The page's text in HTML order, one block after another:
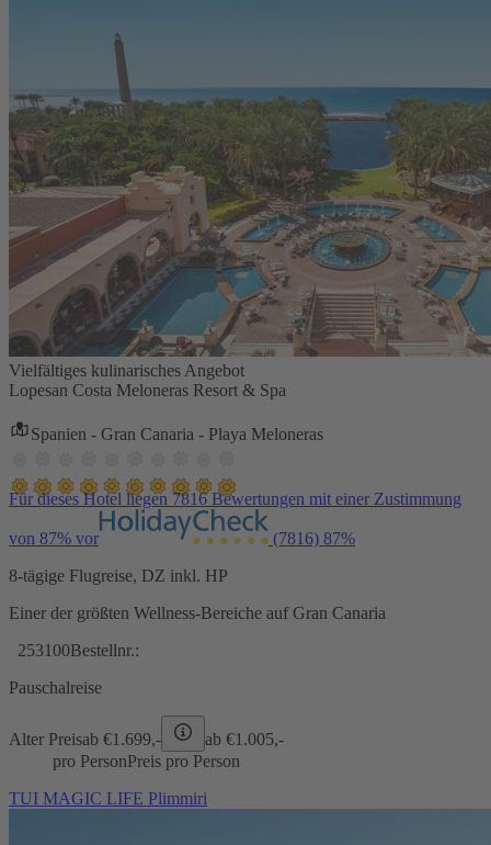
Vielfältiges kulinarisches Angebot
Lopesan Costa Meloneras Resort & Spa
Spanien - Gran Canaria - Playa Meloneras
Für dieses Hotel liegen 7816 Bewertungen mit einer Zustimmung
von 87% vor (7816) 87%
8-tägige Flugreise, DZ inkl. HP
Einer der größten Wellness-Bereiche auf Gran Canaria
253100Bestellnr.:
Pauschalreise
Alter Preisab €1.699,- ab €1.005,-
pro PersonPreis pro Person
TUI MAGIC LIFE Plimmiri